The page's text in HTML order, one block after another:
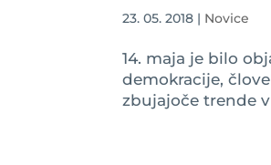
23. 05. 2018 | Novice
14. maja je bilo
demokracije,
zbujajoče trende